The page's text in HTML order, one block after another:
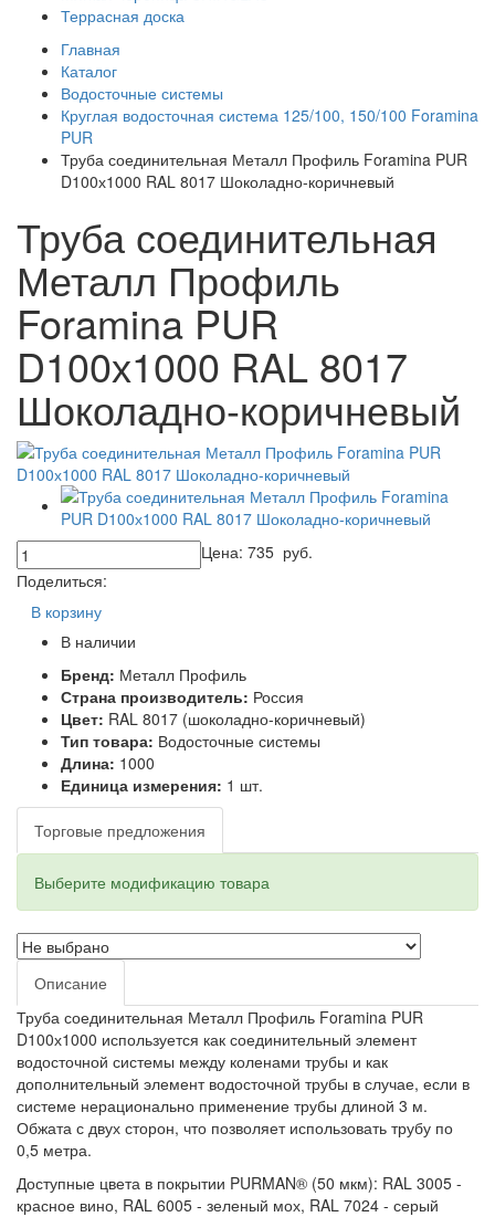
Террасная доска
Главная
Каталог
Водосточные системы
Круглая водосточная система 125/100, 150/100 Foramina
PUR
Труба соединительная Металл Профиль Foramina PUR
D100х1000 RAL 8017 Шоколадно-коричневый
Труба соединительная
Металл Профиль
Foramina PUR
D100х1000 RAL 8017
Шоколадно-коричневый
Цена: 735 руб.
Поделиться:
В корзину
В наличии
Бренд: Металл Профиль
Страна производитель: Россия
Цвет: RAL 8017 (шоколадно-коричневый)
Тип товара: Водосточные системы
Длина: 1000
Единица измерения: 1 шт.
Торговые предложения
Выберите модификацию товара
Описание
Труба соединительная Металл Профиль Foramina PUR
D100х1000 используется как соединительный элемент
водосточной системы между коленами трубы и как
дополнительный элемент водосточной трубы в случае, если в
системе нерационально применение трубы длиной 3 м.
Обжата с двух сторон, что позволяет использовать трубу по
0,5 метра.
Доступные цвета в покрытии PURMAN® (50 мкм): RAL 3005 -
красное вино, RAL 6005 - зеленый мох, RAL 7024 - серый